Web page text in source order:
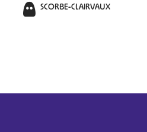
SCORBE-CLAIRVAUX